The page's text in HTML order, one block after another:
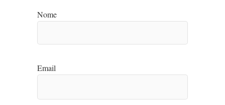
Nome
Email